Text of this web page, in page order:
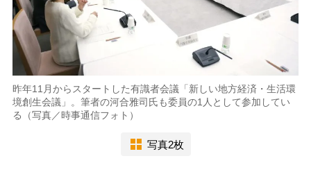
昨年11月からスタートした有識者会議「新しい地方経済・生活環
境創生会議」。筆者の河合雅司氏も委員の1人として参加してい
る（写真／時事通信フォト）
写真2枚